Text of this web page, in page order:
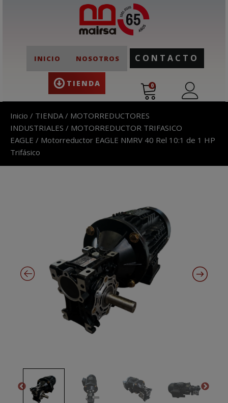
INICIO NOSOTROS
TIENDA
CONTACTO
0
Inicio / TIENDA / MOTORREDUCTORES
INDUSTRIALES / MOTORREDUCTOR TRIFASICO
EAGLE / Motorreductor EAGLE NMRV 40 Rel 10:1 de 1 HP
Trifásico